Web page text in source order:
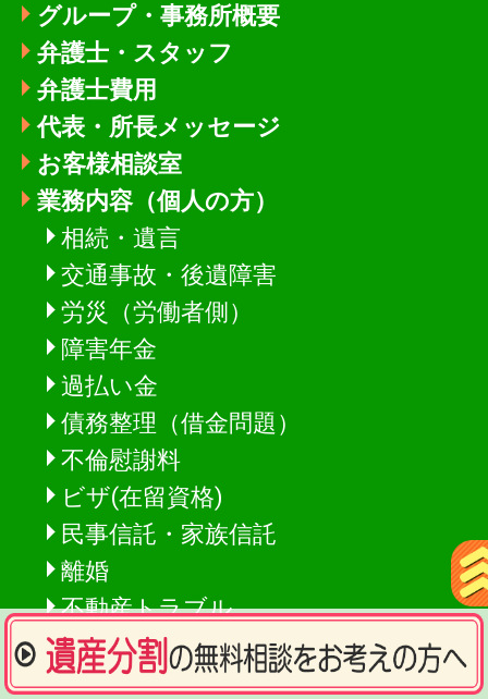
グループ・事務所概要
弁護士・スタッフ
弁護士費用
代表・所長メッセージ
お客様相談室
業務内容（個人の方）
相続・遺言
交通事故・後遺障害
労災（労働者側）
障害年金
過払い金
債務整理（借金問題）
不倫慰謝料
ビザ(在留資格)
民事信託・家族信託
離婚
不動産トラブル
労働事件(労働者側)
アスベスト（石綿）